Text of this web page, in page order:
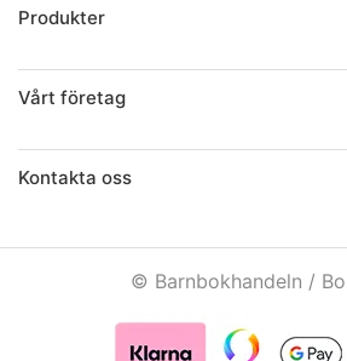
Produkter
Vårt företag
Kontakta oss
© Barnbokhandeln /